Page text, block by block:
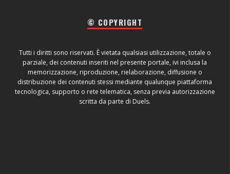
© COPYRIGHT
Tutti i diritti sono riservati. È vietata qualsiasi utilizzazione, totale o
parziale, dei contenuti inseriti nel presente portale, ivi inclusa la
memorizzazione, riproduzione, rielaborazione, diffusione o
distribuzione dei contenuti stessi mediante qualunque piattaforma
tecnologica, supporto o rete telematica, senza previa autorizzazione
scritta da parte di Duels.